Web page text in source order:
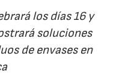
los días 16 y
soluciones
de envases en